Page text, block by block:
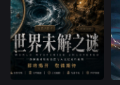
艺术等领域；通过 I
nstagram 和 Face
book 平台，以“如
果……会怎样（Wh
at If）”为主题进行
表达。其风格轻松